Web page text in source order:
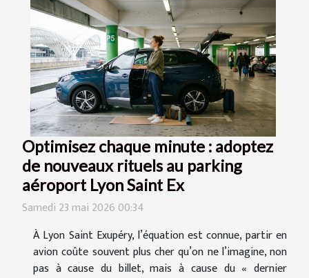
Optimisez chaque minute : adoptez
de nouveaux rituels au parking
aéroport Lyon Saint Ex
Samedi 23 mai 2026 00:34
À Lyon Saint Exupéry, l’équation est connue, partir en
avion coûte souvent plus cher qu’on ne l’imagine, non
pas à cause du billet, mais à cause du « dernier